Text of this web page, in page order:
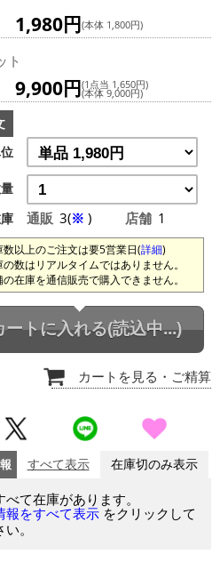
1,980円(本体 1,800円)
ト
9,900円(1点当 1,650円)
(本体 9,000円)
通販 3(※ ) 店舗 1
数以上のご注文は要5営業日(詳細)
の数はリアルタイムではありません。
の在庫を通信販売で購入できません。
ートに入れる(読込中...)
カートを見る ・ご精算
すべて表示 在庫切のみ表示
べて在庫があります。
報をすべて表示 をクリックして
。